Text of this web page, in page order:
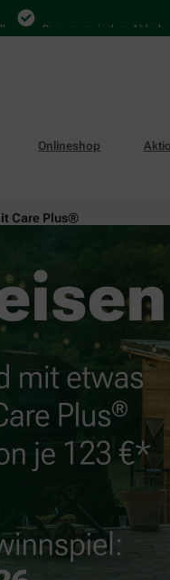
Bequem zwischen Abholung
Onlineshop
Care Plus®